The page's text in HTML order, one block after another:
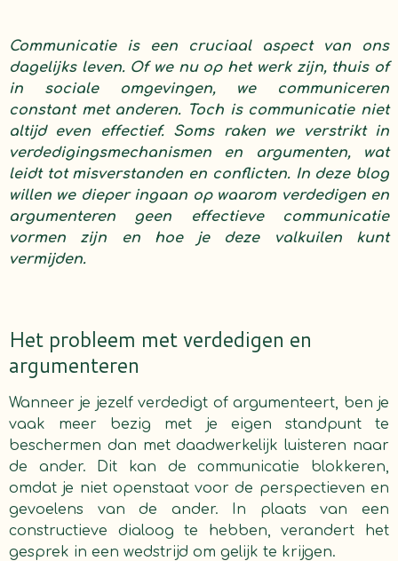
Communicatie is een cruciaal aspect van ons
dagelijks leven. Of we nu op het werk zijn, thuis of
in sociale omgevingen, we communiceren
constant met anderen. Toch is communicatie niet
altijd even effectief. Soms raken we verstrikt in
verdedigingsmechanismen en argumenten, wat
leidt tot misverstanden en conflicten. In deze blog
willen we dieper ingaan op waarom verdedigen en
argumenteren geen effectieve communicatie
vormen zijn en hoe je deze valkuilen kunt
vermijden.
Het probleem met verdedigen en
argumenteren
Wanneer je jezelf verdedigt of argumenteert, ben je
vaak meer bezig met je eigen standpunt te
beschermen dan met daadwerkelijk luisteren naar
de ander. Dit kan de communicatie blokkeren,
omdat je niet openstaat voor de perspectieven en
gevoelens van de ander. In plaats van een
constructieve dialoog te hebben, verandert het
gesprek in een wedstrijd om gelijk te krijgen.